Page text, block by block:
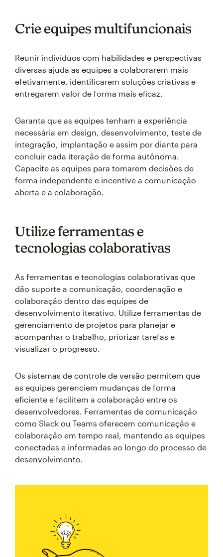
Crie equipes multifuncionais
Reunir indivíduos com habilidades e perspectivas
diversas ajuda as equipes a colaborarem mais
efetivamente, identificarem soluções criativas e
entregarem valor de forma mais eficaz.
Garanta que as equipes tenham a experiência
necessária em design, desenvolvimento, teste de
integração, implantação e assim por diante para
concluir cada iteração de forma autônoma.
Capacite as equipes para tomarem decisões de
forma independente e incentive a comunicação
aberta e a colaboração.
Utilize ferramentas e
tecnologias colaborativas
As ferramentas e tecnologias colaborativas que
dão suporte a comunicação, coordenação e
colaboração dentro das equipes de
desenvolvimento iterativo. Utilize ferramentas de
gerenciamento de projetos para planejar e
acompanhar o trabalho, priorizar tarefas e
visualizar o progresso.
Os sistemas de controle de versão permitem que
as equipes gerenciem mudanças de forma
eficiente e facilitem a colaboração entre os
desenvolvedores. Ferramentas de comunicação
como Slack ou Teams oferecem comunicação e
colaboração em tempo real, mantendo as equipes
conectadas e informadas ao longo do processo de
desenvolvimento.